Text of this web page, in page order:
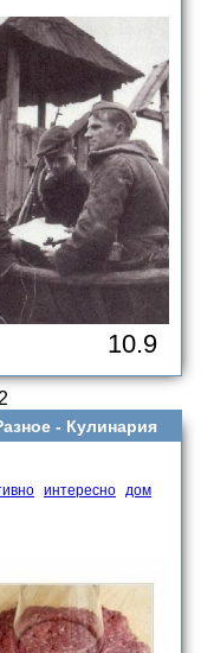
10.9
- Кулинария
интересно дом